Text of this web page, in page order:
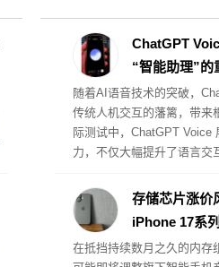
ChatGPT
“智能助理”的
随着AI语音技术的突破，
传统人机交互的藩篱，带来
际测试中，ChatGPT Voice
力，不仅大幅提升了语言交
存储芯片涨价
iPhone 17系
在抵挡持续数月之久的内存